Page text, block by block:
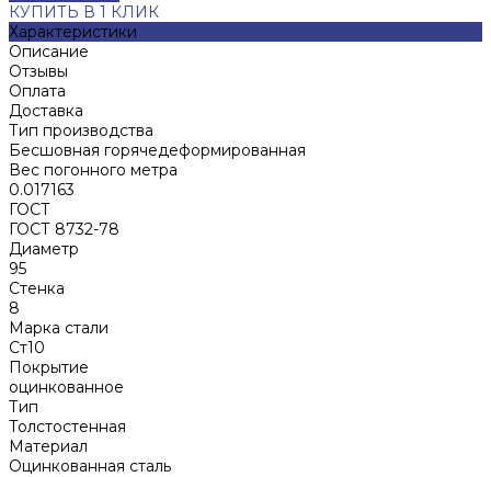
КУПИТЬ В 1 КЛИК
Характеристики
Описание
Отзывы
Оплата
Доставка
Тип производства
Бесшовная горячедеформированная
Вес погонного метра
0.017163
ГОСТ
ГОСТ 8732-78
Диаметр
95
Стенка
8
Марка стали
Ст10
Покрытие
оцинкованное
Тип
Толстостенная
Материал
Оцинкованная сталь